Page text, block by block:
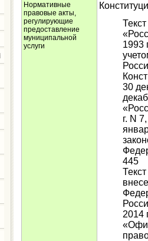
Нормативные
правовые акты,
регулирующие
предоставление
муниципальной
услуги
1993
30
г. N
445
2014